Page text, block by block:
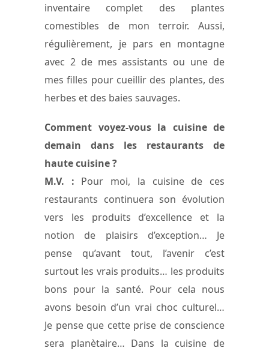
inventaire complet des plantes
comestibles de mon terroir. Aussi,
régulièrement, je pars en montagne
avec 2 de mes assistants ou une de
mes filles pour cueillir des plantes, des
herbes et des baies sauvages.
Comment voyez-vous la cuisine de
demain dans les restaurants de
haute cuisine ?
M.V. : Pour moi, la cuisine de ces
restaurants continuera son évolution
vers les produits d’excellence et la
notion de plaisirs d’exception… Je
pense qu’avant tout, l’avenir c’est
surtout les vrais produits… les produits
bons pour la santé. Pour cela nous
avons besoin d’un vrai choc culturel…
Je pense que cette prise de conscience
sera planètaire… Dans la cuisine de